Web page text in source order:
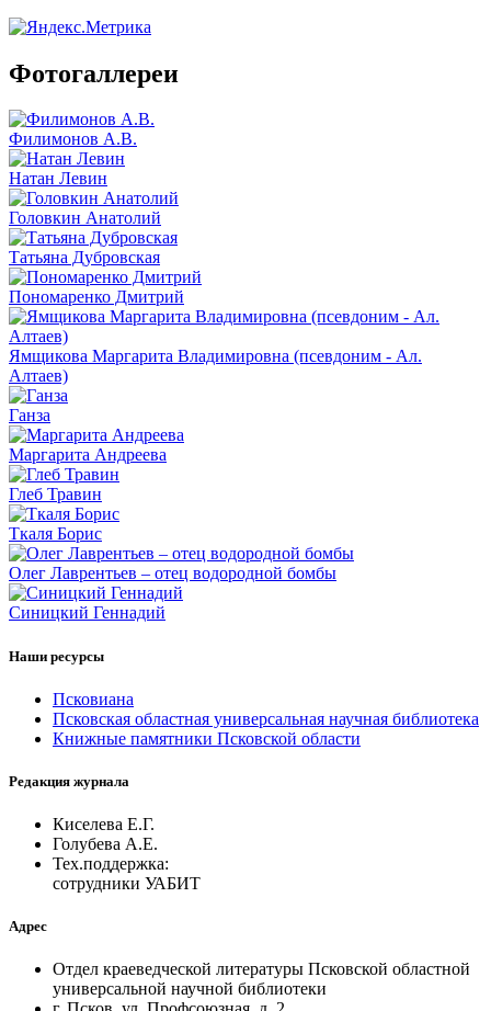
Фотогаллереи
Филимонов А.В.
Натан Левин
Головкин Анатолий
Татьяна Дубровская
Пономаренко Дмитрий
Ямщикова Маргарита Владимировна (псевдоним - Ал.
Алтаев)
Ганза
Маргарита Андреева
Глеб Травин
Ткаля Борис
Олег Лаврентьев – отец водородной бомбы
Синицкий Геннадий
Наши ресурсы
Псковиана
Псковская областная универсальная научная библиотека
Книжные памятники Псковской области
Редакция журнала
Киселева Е.Г.
Голубева А.Е.
Тех.поддержка:
сотрудники УАБИТ
Адрес
Отдел краеведческой литературы Псковской областной
универсальной научной библиотеки